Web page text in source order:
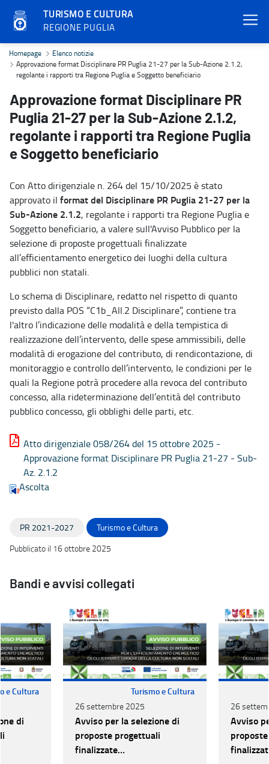
TURISMO E CULTURA
REGIONE PUGLIA
Approvazione format Disciplinare PR Puglia 21-27 per la Sub-
Homepage
Elenco notizie
Approvazione format Disciplinare PR Puglia 21-27 per la Sub-Azione 2.1.2,
regolante i rapporti tra Regione Puglia e Soggetto beneficiario
Approvazione format Disciplinare PR
Puglia 21-27 per la Sub-Azione 2.1.2,
regolante i rapporti tra Regione Puglia
e Soggetto beneficiario
Con Atto dirigenziale n. 264 del 15/10/2025 è stato
approvato il format del Disciplinare PR Puglia 21-27 per la
Sub-Azione 2.1.2, regolante i rapporti tra Regione Puglia e
Soggetto beneficiario, a valere sull'Avviso Pubblico per la
selezione di proposte progettuali finalizzate
all’efficientamento energetico dei luoghi della cultura
pubblici non statali.
Lo schema di Disciplinare, redatto nel rispetto di quanto
previsto dalla POS “C1b_All.2 Disciplinare”, contiene tra
l'altro l’indicazione delle modalità e della tempistica di
realizzazione dell’intervento, delle spese ammissibili, delle
modalità di erogazione del contributo, di rendicontazione, di
monitoraggio e controllo dell’intervento, le condizioni per le
quali la Regione potrà procedere alla revoca del contributo
concesso, alla rideterminazione dell’entità del contributo
pubblico concesso, gli obblighi delle parti, etc.
Atto dirigenziale 058/264 del 15 ottobre 2025 -
Approvazione format Disciplinare PR Puglia 21-27 - Sub-
Az. 2.1.2
Ascolta
PR 2021-2027
Turismo e Cultura
Pubblicato il 16 ottobre 2025
Bandi e avvisi collegati
e Cultura
di
Turismo e Cultura
26 settembre 2025
Avviso per la selezione di
proposte progettuali
finalizzate
26
Avviso